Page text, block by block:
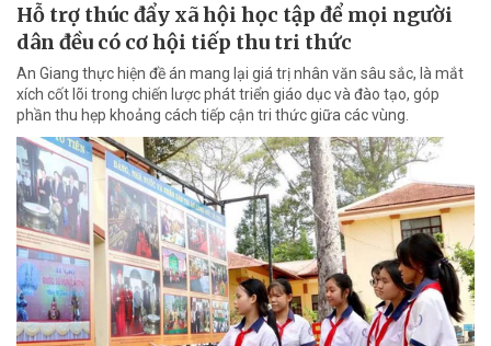
Hỗ trợ thúc đẩy xã hội học tập để mọi người
dân đều có cơ hội tiếp thu tri thức
An Giang thực hiện đề án mang lại giá trị nhân văn sâu sắc, là mắt
xích cốt lõi trong chiến lược phát triển giáo dục và đào tạo, góp
phần thu hẹp khoảng cách tiếp cận tri thức giữa các vùng.